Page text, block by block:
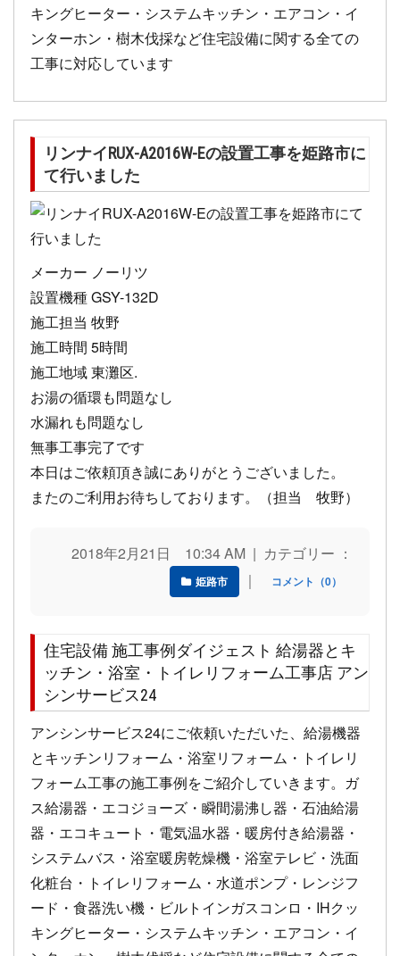
キングヒーター・システムキッチン・エアコン・イ
ンターホン・樹木伐採など住宅設備に関する全ての
工事に対応しています
リンナイRUX-A2016W-Eの設置工事を姫路市に
て行いました
メーカー ノーリツ
設置機種 GSY-132D
施工担当 牧野
施工時間 5時間
施工地域 東灘区.
お湯の循環も問題なし
水漏れも問題なし
無事工事完了です
本日はご依頼頂き誠にありがとうございました。
またのご利用お待ちしております。（担当 牧野）
2018年2月21日 10:34 AM | カテゴリー ：
姫路市 ｜ コメント（0）
住宅設備 施工事例ダイジェスト 給湯器とキ
ッチン・浴室・トイレリフォーム工事店 アン
シンサービス24
アンシンサービス24にご依頼いただいた、給湯機器
とキッチンリフォーム・浴室リフォーム・トイレリ
フォーム工事の施工事例をご紹介していきます。ガ
ス給湯器・エコジョーズ・瞬間湯沸し器・石油給湯
器・エコキュート・電気温水器・暖房付き給湯器・
システムバス・浴室暖房乾燥機・浴室テレビ・洗面
化粧台・トイレリフォーム・水道ポンプ・レンジフ
ード・食器洗い機・ビルトインガスコンロ・IHクッ
キングヒーター・システムキッチン・エアコン・イ